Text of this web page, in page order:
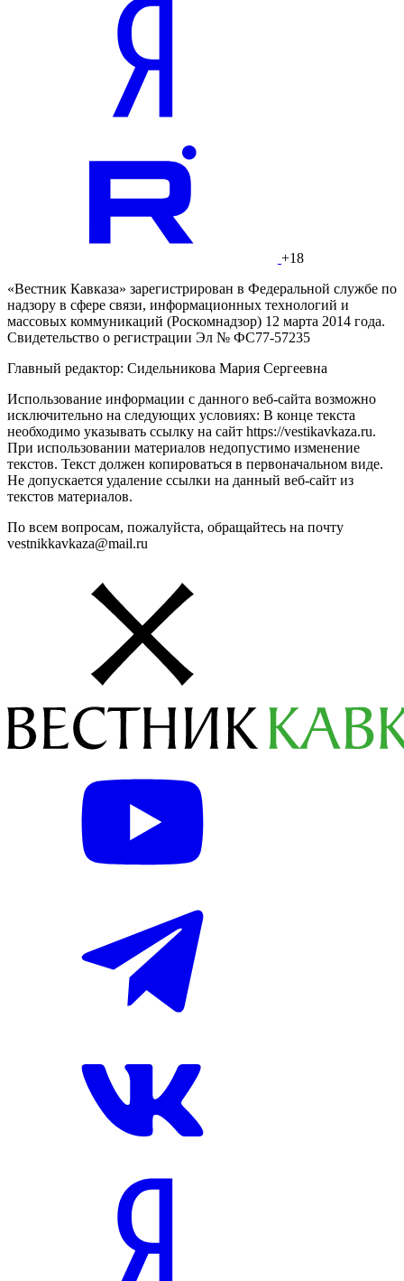
+18
«Вестник Кавказа» зарегистрирован в Федеральной службе по
надзору в сфере связи, информационных технологий и
массовых коммуникаций (Роскомнадзор) 12 марта 2014 года.
Свидетельство о регистрации Эл № ФС77-57235
Главный редактор: Сидельникова Мария Сергеевна
Использование информации с данного веб-сайта возможно
исключительно на следующих условиях: В конце текста
необходимо указывать ссылку на сайт https://vestikavkaza.ru.
При использовании материалов недопустимо изменение
текстов. Текст должен копироваться в первоначальном виде.
Не допускается удаление ссылки на данный веб-сайт из
текстов материалов.
По всем вопросам, пожалуйста, обращайтесь на почту
vestnikkavkaza@mail.ru